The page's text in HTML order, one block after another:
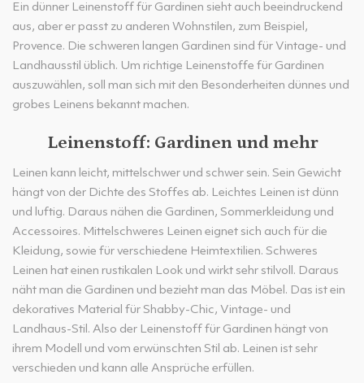
Ein dünner Leinenstoff für Gardinen sieht auch beeindruckend
aus, aber er passt zu anderen Wohnstilen, zum Beispiel,
Provence. Die schweren langen Gardinen sind für Vintage- und
Landhausstil üblich. Um richtige Leinenstoffe für Gardinen
auszuwählen, soll man sich mit den Besonderheiten dünnes und
grobes Leinens bekannt machen.
Leinenstoff: Gardinen und mehr
Leinen kann leicht, mittelschwer und schwer sein. Sein Gewicht
hängt von der Dichte des Stoffes ab. Leichtes Leinen ist dünn
und luftig. Daraus nähen die Gardinen, Sommerkleidung und
Accessoires. Mittelschweres Leinen eignet sich auch für die
Kleidung, sowie für verschiedene Heimtextilien. Schweres
Leinen hat einen rustikalen Look und wirkt sehr stilvoll. Daraus
näht man die Gardinen und bezieht man das Möbel. Das ist ein
dekoratives Material für Shabby-Chic, Vintage- und
Landhaus-Stil. Also der Leinenstoff für Gardinen hängt von
ihrem Modell und vom erwünschten Stil ab. Leinen ist sehr
verschieden und kann alle Ansprüche erfüllen.